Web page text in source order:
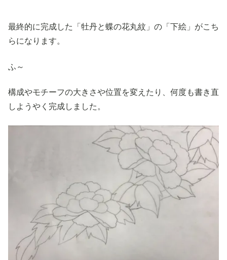
最終的に完成した「牡丹と蝶の花丸紋」の「下絵」がこち
らになります。
ふ～
構成やモチーフの大きさや位置を変えたり、何度も書き直
しようやく完成しました。